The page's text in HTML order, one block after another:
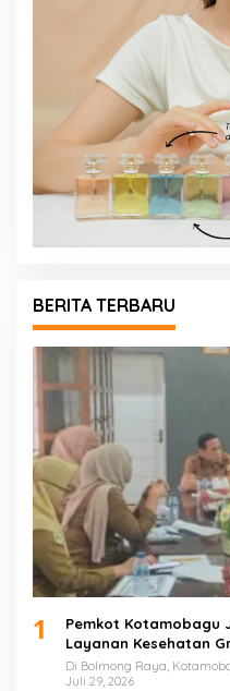
BERITA TERBARU
1
Pemkot Kotamobagu
Layanan Kesehatan
Di Bolmong Raya,
Juli 29, 2026